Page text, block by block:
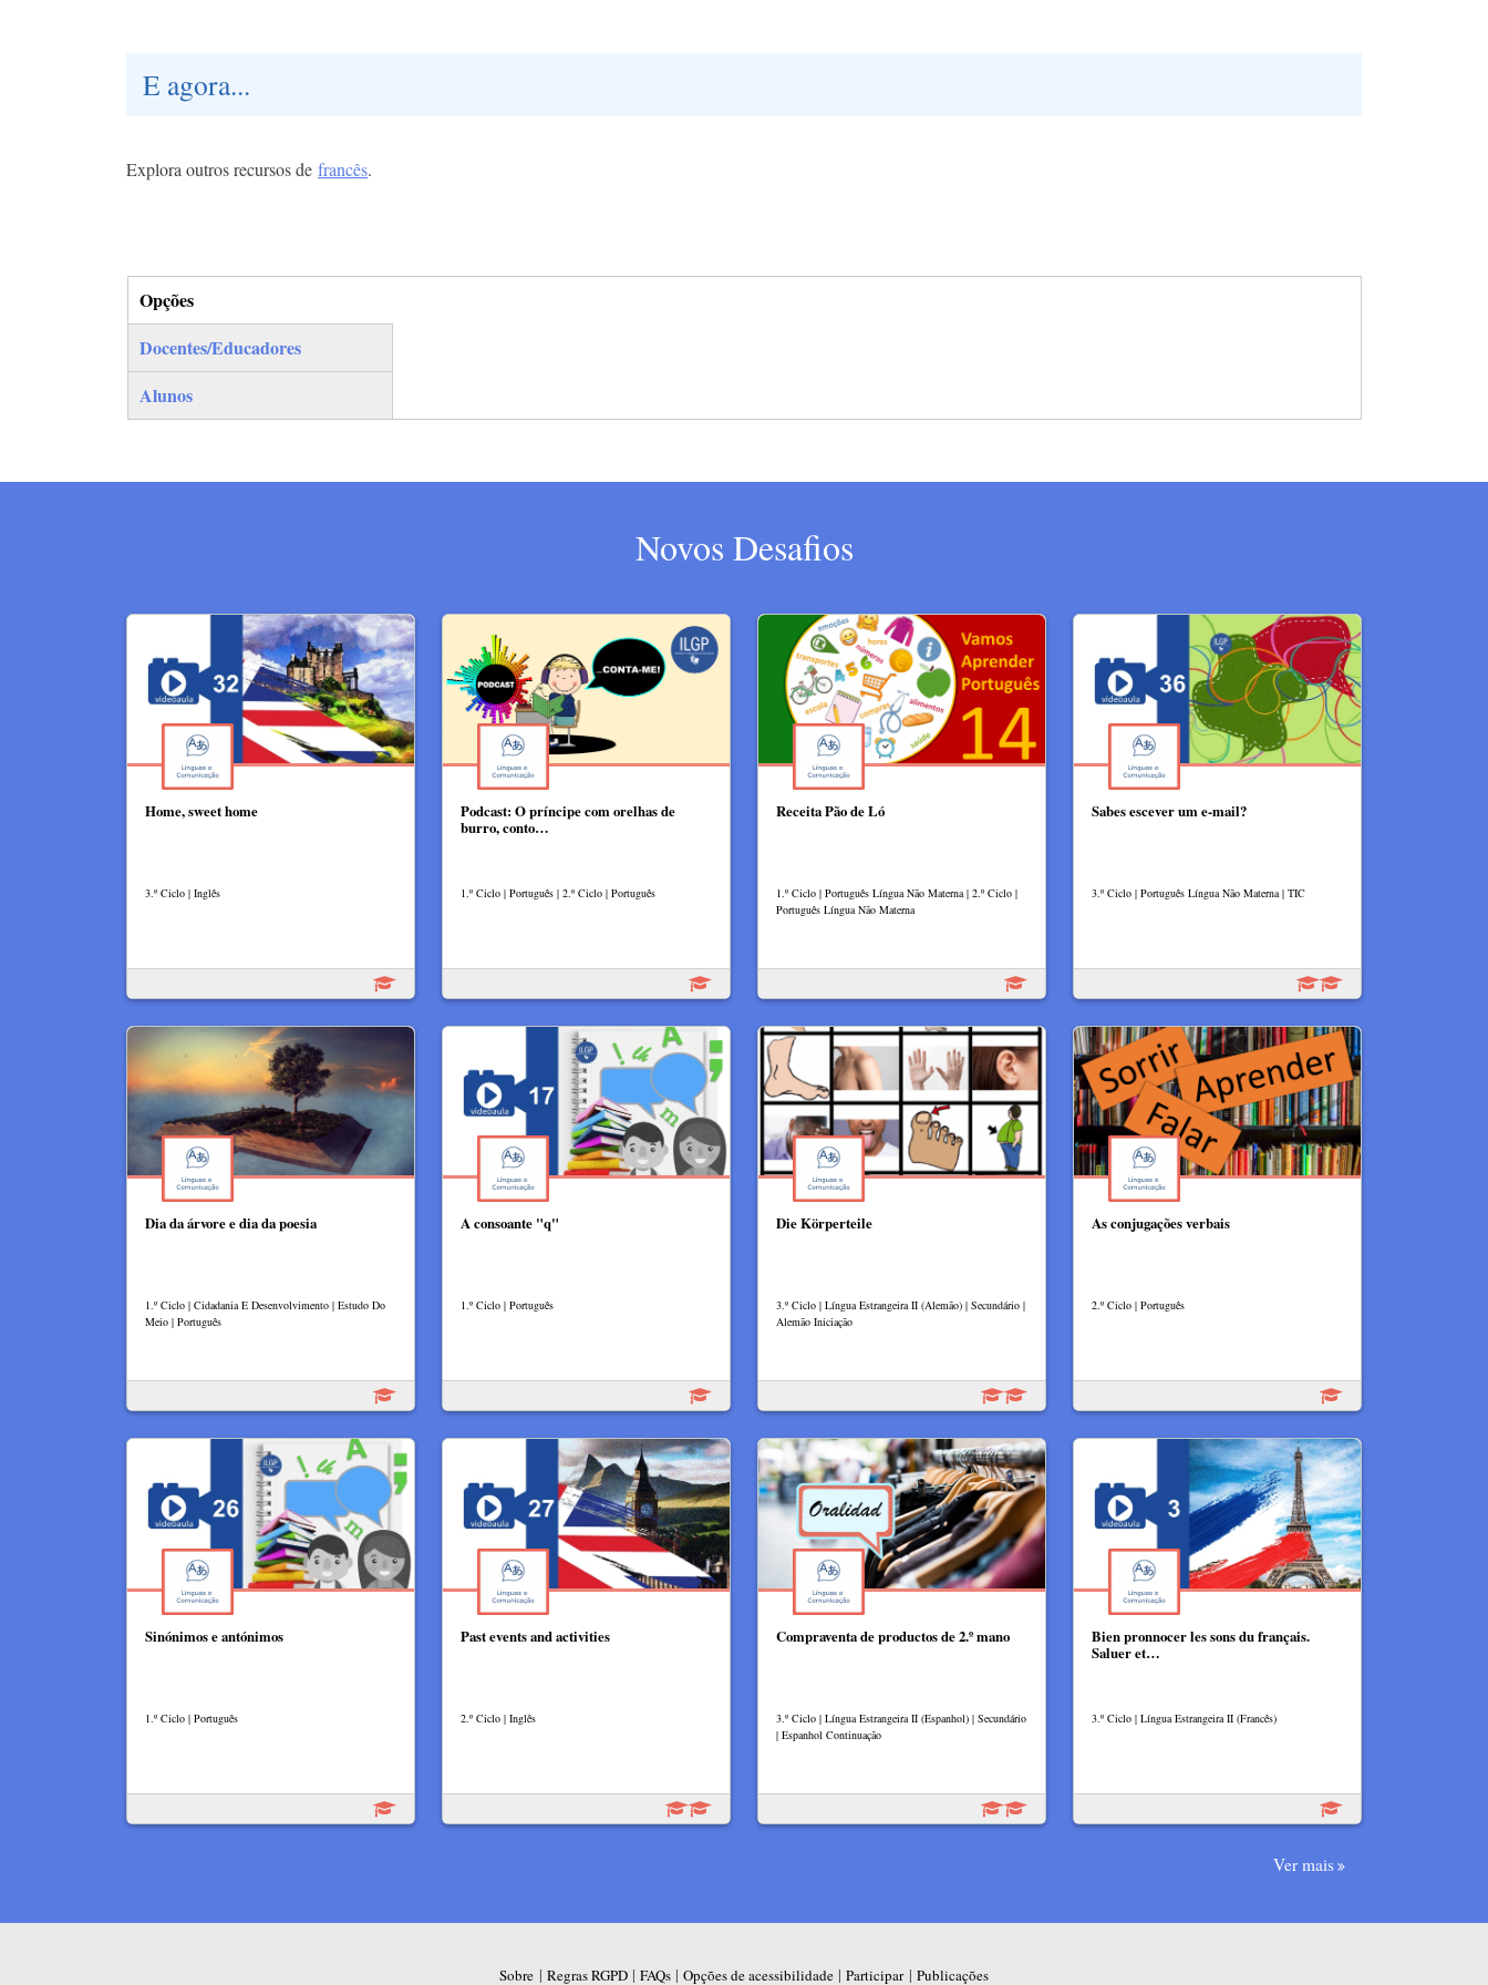
E agora...
Explora outros recursos de francês.
Opções
(separador ativo)
Docentes/Educadores
Alunos
Novos Desafios
Home, sweet home
3.º Ciclo | Inglês
Podcast: O príncipe com orelhas de
burro, conto…
1.º Ciclo | Português | 2.º Ciclo | Português
Receita Pão de Ló
1.º Ciclo | Português Língua Não Materna | 2.º Ciclo |
Português Língua Não Materna
Sabes escever um e-mail?
3.º Ciclo | Português Língua Não Materna | TIC
Dia da árvore e dia da poesia
1.º Ciclo | Cidadania E Desenvolvimento | Estudo Do
Meio | Português
A consoante "q"
1.º Ciclo | Português
Die Körperteile
3.º Ciclo | Língua Estrangeira II (Alemão) | Secundário |
Alemão Iniciação
As conjugações verbais
2.º Ciclo | Português
Sinónimos e antónimos
1.º Ciclo | Português
Past events and activities
2.º Ciclo | Inglês
Compraventa de productos de 2.º mano
3.º Ciclo | Língua Estrangeira II (Espanhol) | Secundário
| Espanhol Continuação
Bien pronnocer les sons du français.
Saluer et…
3.º Ciclo | Língua Estrangeira II (Francês)
Ver mais
Sobre | Regras RGPD | FAQs | Opções de acessibilidade | Participar| Publicações